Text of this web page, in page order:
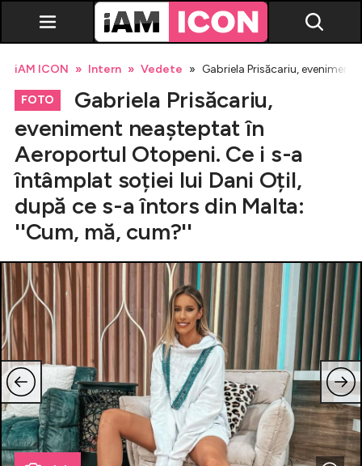
Vedete
Breaking news
Evenimente
Emisiuni TV
Lifestyle
Celebrități
Breaking News
iAM ICON Intern Vedete Gabriela Prisăcariu,
FOTO
Gabriela Prisăcariu,
eveniment neașteptat în
Aeroportul Otopeni. Ce i s-a
întâmplat soției lui Dani Oțil,
după ce s-a întors din Malta:
''Cum, mă, cum?''